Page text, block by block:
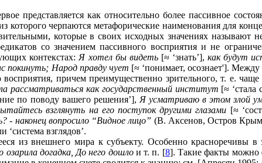
представляется как относительно более пассивное
которого черпаются метафорические наименования для
которые в своих исходных значениях называют
со значением пассивного восприятия и не
контекстах: Я хотел бы видеть[≈ ‘знать’],как будут
покинуть; Народ правду чует [≈ ‘понимает, осознает'].
причем преимущественно зрительного, т. е.
рассматриваться как государственный институт [≈ ‘стала
по поводу вашего решения’], Я усматриваю в этом злой
взглянуть на его поступок другими глазами [≈
наконец вопросило “Видное лицо” (В. Аксенов, Остров
‘система взглядов’.
из внешнего мира к субъекту. Особенно красноречивы
догадка, До него дошлои т. п. [8]. Такие факты можно